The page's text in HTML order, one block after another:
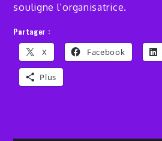
souligne l’organisatrice.
Partager :
X Facebook
Plus